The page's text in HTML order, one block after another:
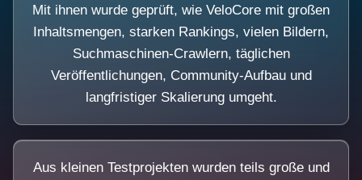
Mit ihnen wurde geprüft, wie VeloCore mit großen
Inhaltsmengen, starken Rankings, vielen Bildern,
Suchmaschinen-Crawlern, täglichen
Veröffentlichungen, Community-Aufbau und
langfristiger Skalierung umgeht.
Aus kleinen Testprojekten wurden teils große und